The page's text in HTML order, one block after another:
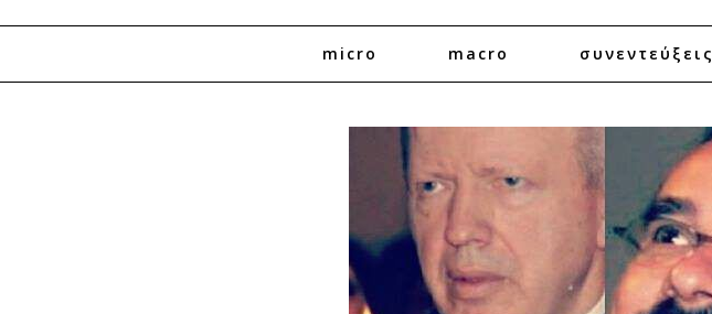
micro macro συνεντεύξεις